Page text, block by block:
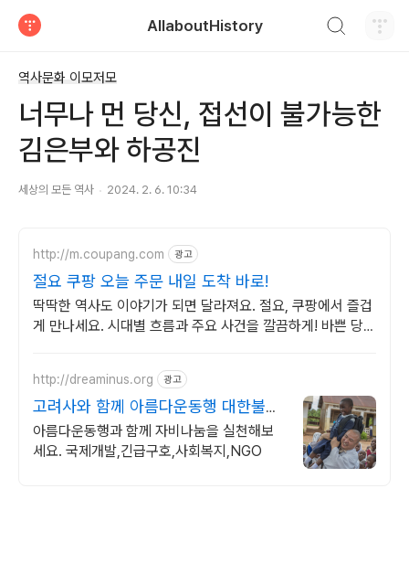
AllaboutHistory
역사문화 이모저모
너무나 먼 당신, 접선이 불가능한
김은부와 하공진
세상의 모든 역사 2024. 2. 6. 10:34
http://m.coupang.com 광고
절요 쿠팡 오늘 주문 내일 도착 바로!
딱딱한 역사도 이야기가 되면 달라져요. 절요, 쿠팡에서 즐겁
게 만나세요. 시대별 흐름과 주요 사건을 깔끔하게! 바쁜 당신
http://dreaminus.org 광고
고려사와 함께 아름다운동행 대한불교
조계종 설립 공익법인
아름다운동행과 함께 자비나눔을 실천해보
세요. 국제개발,긴급구호,사회복지,NGO